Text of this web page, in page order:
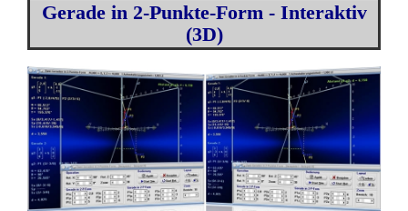
Gerade in 2-Punkte-Form - Interaktiv
(3D)